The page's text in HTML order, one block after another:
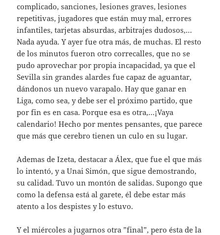
complicado, sanciones, lesiones graves, lesiones
repetitivas, jugadores que están muy mal, errores
infantiles, tarjetas absurdas, arbitrajes dudosos,…
Nada ayuda. Y ayer fue otra más, de muchas. El resto
de los minutos fueron otro correcalles, que no se
pudo aprovechar por propia incapacidad, ya que el
Sevilla sin grandes alardes fue capaz de aguantar,
dándonos un nuevo varapalo. Hay que ganar en
Liga, como sea, y debe ser el próximo partido, que
por fin es en casa. Porque esa es otra,…¡Vaya
calendario! Hecho por mentes pensantes, que parece
que más que cerebro tienen un culo en su lugar.
Ademas de Izeta, destacar a Álex, que fue el que más
lo intentó, y a Unai Simón, que sigue demostrando,
su calidad. Tuvo un montón de salidas. Supongo que
como la defensa está al garete, él debe estar más
atento a los despistes y lo estuvo.
Y el miércoles a jugarnos otra ”final”, pero ésta de la